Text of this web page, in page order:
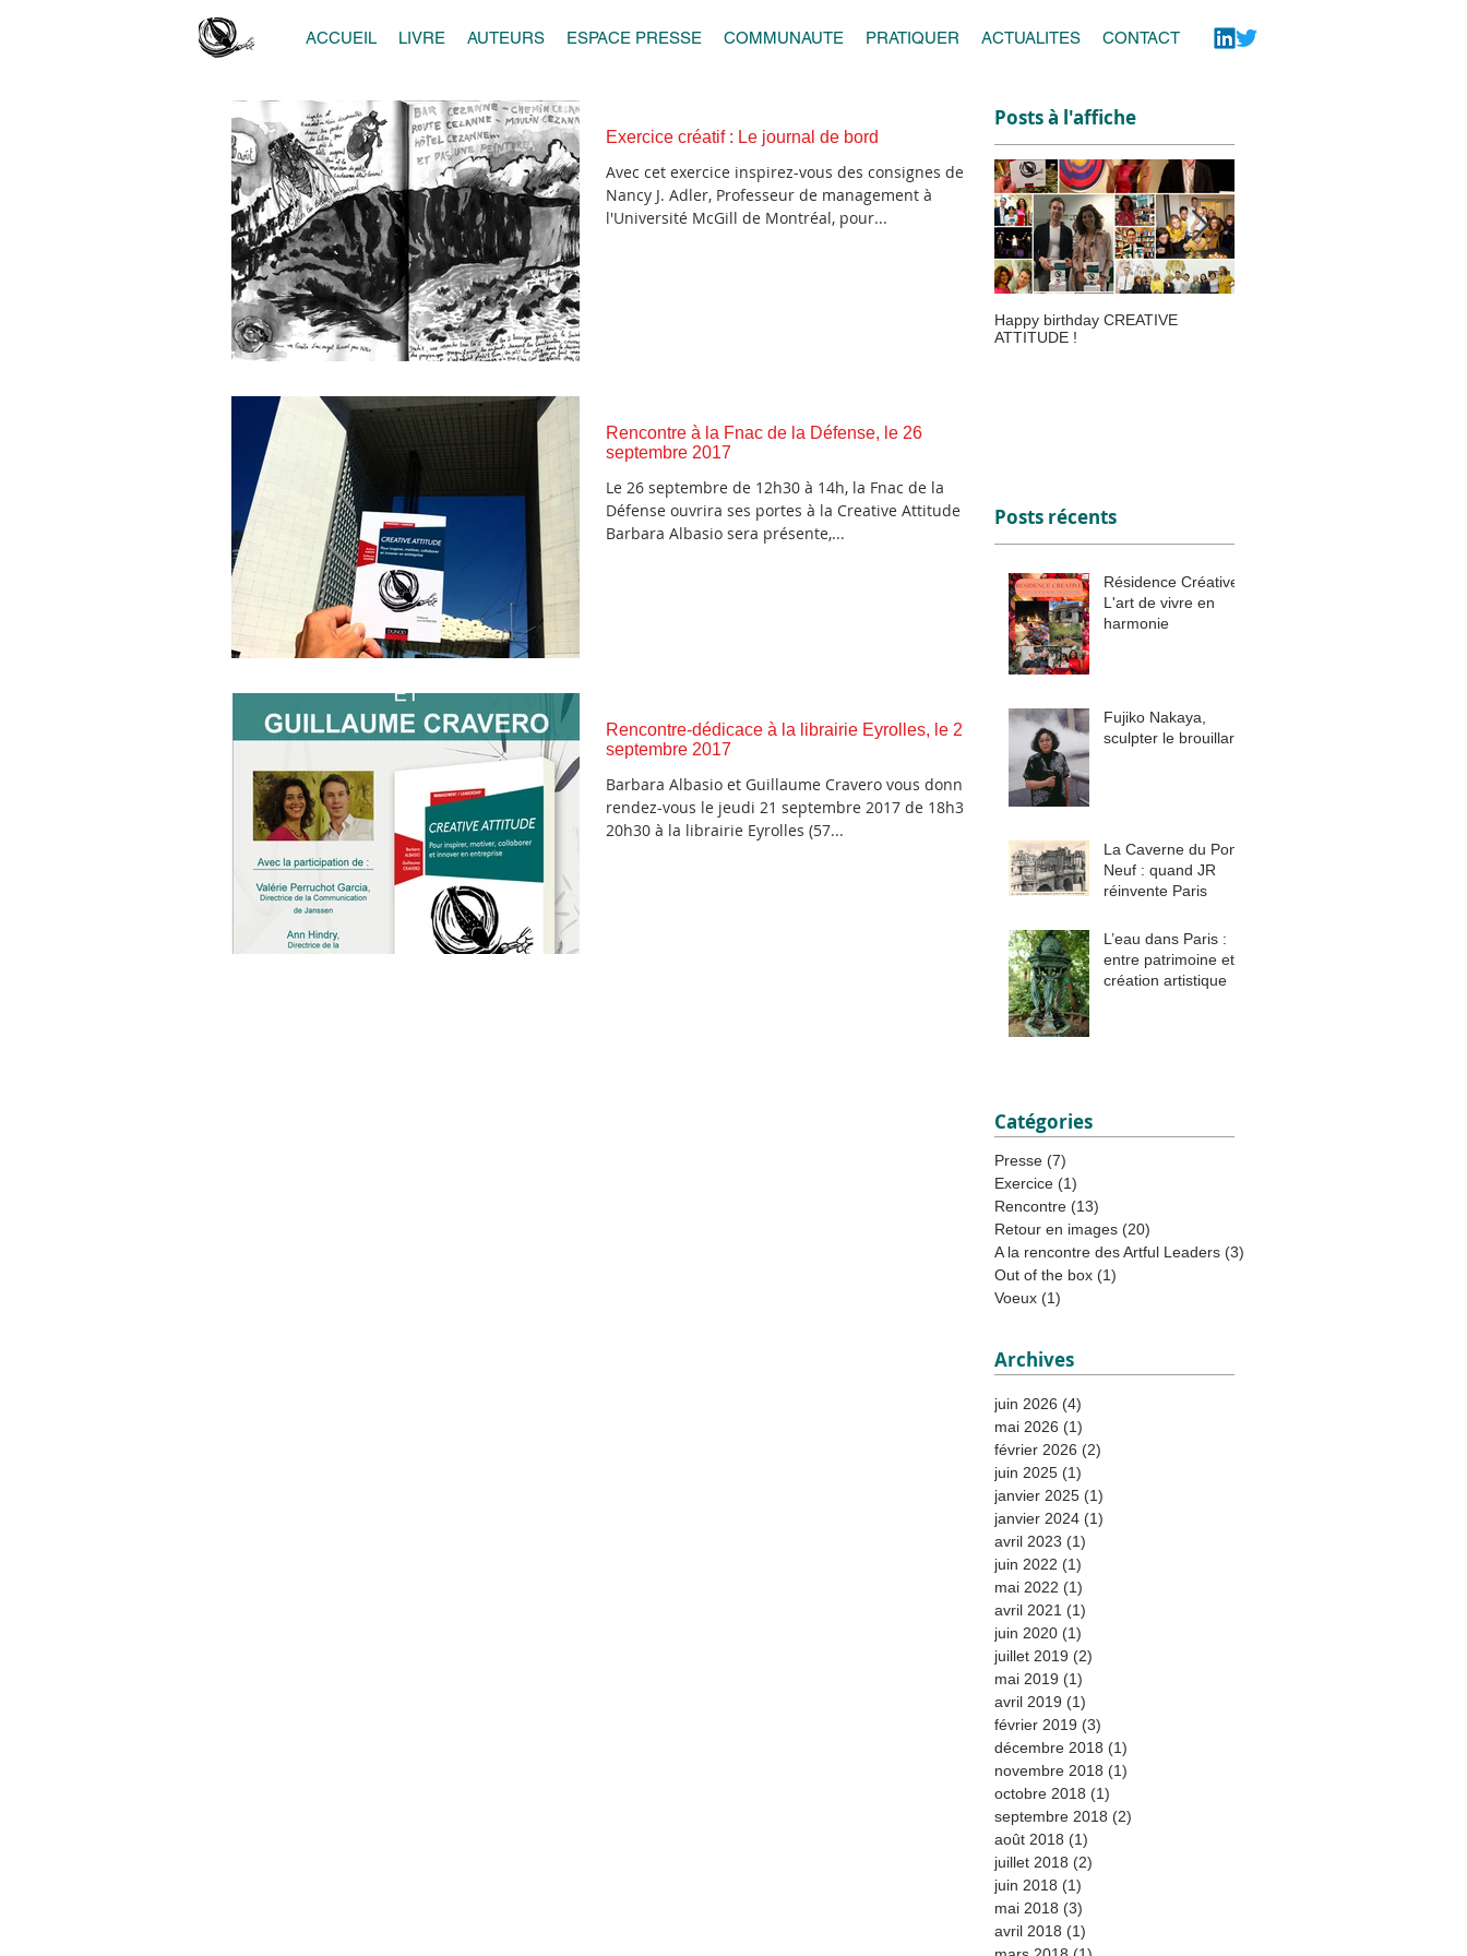
ACCUEIL LIVRE AUTEURS ESPACE PRESSE COMMUNAUTE PRATIQUER ACTUALITES CONTACT
Exercice créatif : Le journal de bord
Avec cet exercice inspirez-vous des consignes de
Nancy J. Adler, Professeur de management à
l'Université McGill de Montréal, pour...
Rencontre à la Fnac de la Défense, le 26
septembre 2017
Le 26 septembre de 12h30 à 14h, la Fnac de la
Défense ouvrira ses portes à la Creative Attitude !
Barbara Albasio sera présente,...
Rencontre-dédicace à la librairie Eyrolles, le 21
septembre 2017
Barbara Albasio et Guillaume Cravero vous donnent
rendez-vous le jeudi 21 septembre 2017 de 18h30 à
20h30 à la librairie Eyrolles (57...
Posts à l'affiche
Happy birthday CREATIVE
ATTITUDE !
Posts récents
Résidence Créative :
L'art de vivre en
harmonie
Fujiko Nakaya,
sculpter le brouillard
La Caverne du Pont
Neuf : quand JR
réinvente Paris
L’eau dans Paris :
entre patrimoine et
création artistique
Catégories
Presse (7)
Exercice (1)
Rencontre (13)
Retour en images (20)
A la rencontre des Artful Leaders (3)
Out of the box (1)
Voeux (1)
Archives
juin 2026 (4)
mai 2026 (1)
février 2026 (2)
juin 2025 (1)
janvier 2025 (1)
janvier 2024 (1)
avril 2023 (1)
juin 2022 (1)
mai 2022 (1)
avril 2021 (1)
juin 2020 (1)
juillet 2019 (2)
mai 2019 (1)
avril 2019 (1)
février 2019 (3)
décembre 2018 (1)
novembre 2018 (1)
octobre 2018 (1)
septembre 2018 (2)
août 2018 (1)
juillet 2018 (2)
juin 2018 (1)
mai 2018 (3)
avril 2018 (1)